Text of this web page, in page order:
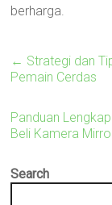
berharga.
← Strategi dan
Pemain Cerdas
Panduan
Beli Kamera
Search